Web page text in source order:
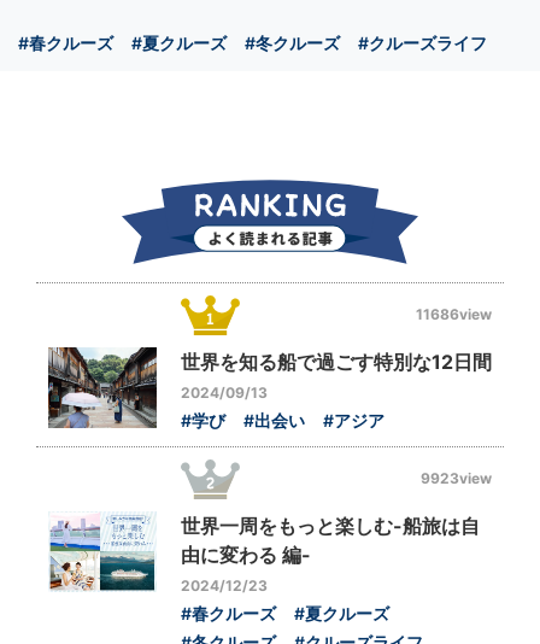
#春クルーズ #夏クルーズ #冬クルーズ #クルーズライフ
11686view
世界を知る船で過ごす特別な12日間
2024/09/13
#学び #出会い #アジア
9923view
世界一周をもっと楽しむ-船旅は自
由に変わる 編-
2024/12/23
#春クルーズ
#夏クルーズ